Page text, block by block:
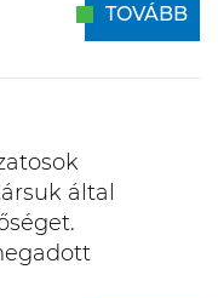
TOVÁBB
által